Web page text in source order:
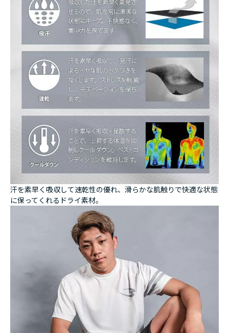
汗を素早く吸収して速乾性の優れ、滑らかな肌触りで快適な状態
に保ってくれるドライ素材。